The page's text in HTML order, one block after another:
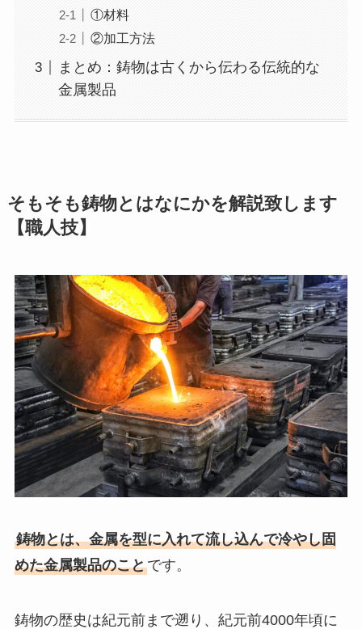
①材料
②加工方法
まとめ：鋳物は古くから伝わる伝統的な
金属製品
そもそも鋳物とはなにかを解説致します
【職人技】
鋳物とは、金属を型に入れて流し込んで冷やし固
めた金属製品のことです。
鋳物の歴史は紀元前まで遡り、紀元前4000年頃に